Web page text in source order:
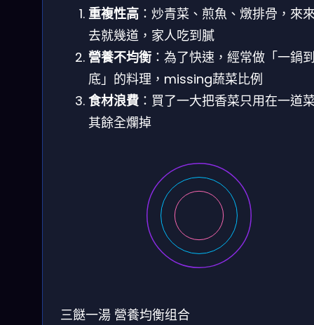
重複性高 ：炒青菜、煎魚、燉排骨，來
去就幾道，家人吃到膩
營養不均衡 ：為了快速，經常做「一鍋
底」的料理，missing蔬菜比例
食材浪費 ：買了一大把香菜只用在一道
其餘全爛掉
三餸一湯 營養均衡组合